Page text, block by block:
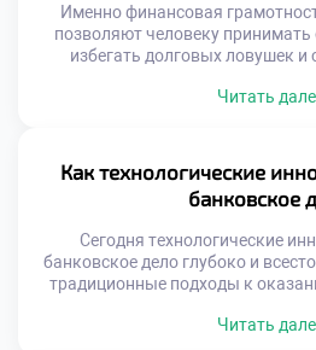
Именно финансовая
позволяют человеку
избегать долговых ловушек и
работы банков, процентных
учреждения, включая
формировании финансовой
Программы
Читать
Как технологические
банковское
Сегодня технологические
банковское дело глубоко и
традиционные подходы к
превращаются в цифровые
Читать